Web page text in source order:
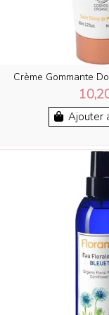
Crème Gommante
Ajouter